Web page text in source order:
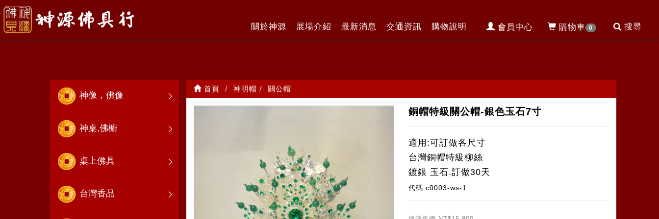
會員中心 購物車 0 搜尋
關於神源 展場介紹 最新消息 交通資訊 購物說明
關公帽
神像，佛像
神桌,佛櫥
桌上佛具
台灣香品
首頁 神明帽 關公帽
銅帽特級關公帽-銀色玉石7寸
適用:可訂做各尺寸
台灣銅帽特級柳絲
鍍銀 玉石.訂做30天
代碼c0003-ws-1